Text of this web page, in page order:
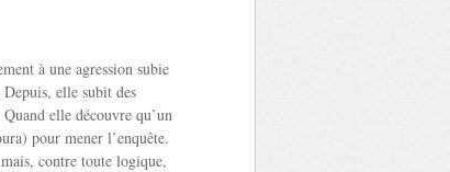
à une agression subie
elle subit des
elle découvre qu’un
pour mener l’enquête.
contre toute logique,